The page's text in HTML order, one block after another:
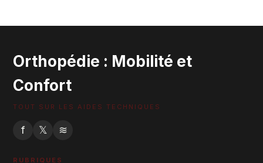
Orthopédie : Mobilité et
Confort
TOUT SUR LES AIDES TECHNIQUES
f 𝕏 ≋
RUBRIQUES